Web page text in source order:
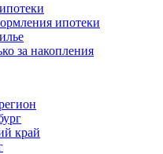
ипотеки
за накопления
край